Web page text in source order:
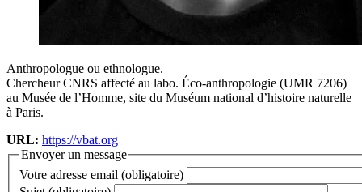
Anthropologue ou ethnologue.
Chercheur CNRS affecté au labo. Éco-anthropologie (UMR 7206)
au Musée de l’Homme, site du Muséum national d’histoire naturelle
à Paris.
URL: https://vbat.org
Envoyer un message
Votre adresse email (obligatoire)